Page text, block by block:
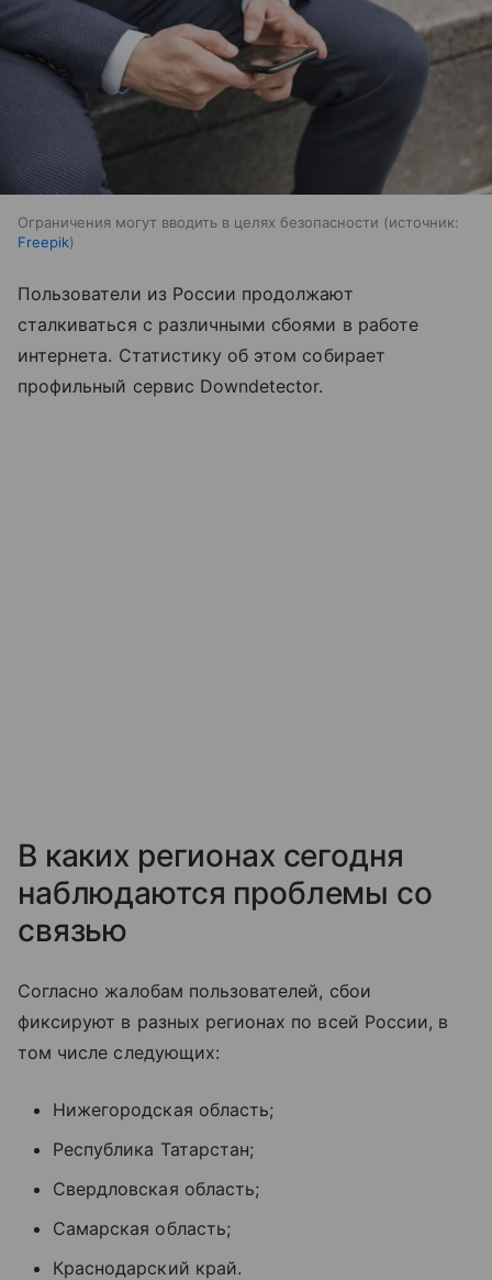
Ограничения могут вводить в целях безопасности
источник:
Freepik
Пользователи из России продолжают
сталкиваться с различными сбоями в работе
интернета. Статистику об этом собирает
профильный сервис Downdetector.
В каких регионах сегодня
наблюдаются проблемы со
связью
Согласно жалобам пользователей, сбои
фиксируют в разных регионах по всей России, в
том числе следующих:
Нижегородская область;
Республика Татарстан;
Свердловская область;
Самарская область;
Краснодарский край.